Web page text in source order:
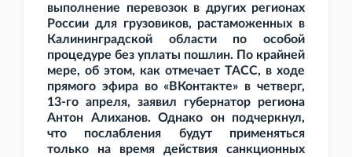
выполнение перевозок в других регионах
России для грузовиков, растаможенных в
Калининградской области по особой
процедуре без уплаты пошлин. По крайней
мере, об этом, как отмечает ТАСС, в ходе
прямого эфира во «ВКонтакте» в четверг,
13-го апреля, заявил губернатор региона
Антон Алиханов. Однако он подчеркнул,
что послабления будут применяться
только на время действия санкционных